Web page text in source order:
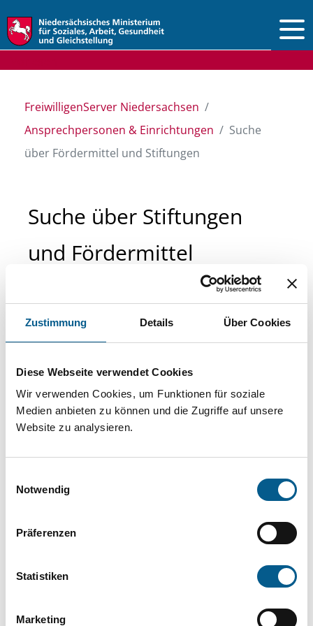
Zustimmung Details Über Cookies
Diese Webseite verwendet Cookies
Wir verwenden Cookies, um Funktionen für soziale
Medien anbieten zu können und die Zugriffe auf unsere
Website zu analysieren.
Notwendig
Präferenzen
Statistiken
Marketing
FreiwilligenServer Niedersachsen
Ansprechpersonen & Einrichtungen
Suche
über Fördermittel und Stiftungen
Suche über Stiftungen
und Fördermittel
Sie suchen finanzielle Unterstützung für ein
Projekt oder ein Vorhaben? Hier können Sie
direkt über unsere Fördermitteldatenbank und
Stiftungsdatenbank recherchieren. Bei der
Suche bitte die Groß- und Kleinschreibung
beachten.
Bitte Suchbegriff eingeben. Ergebnisse
können durch die Wahl von Bereichen oder
Suchen